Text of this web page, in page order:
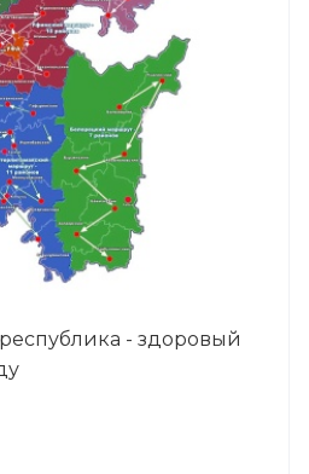
- здоровый